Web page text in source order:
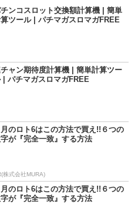
ンコスロット交換額計算機 | 簡単
ツール | パチマガスロマガFREE
ャン期待度計算機 | 簡単計算ツー
| パチマガスロマガFREE
月のロト6はこの方法で買え!!６つの
が『完全一致』する方法
株式会社MURA)
月のロト6はこの方法で買え!!６つの
が『完全一致』する方法